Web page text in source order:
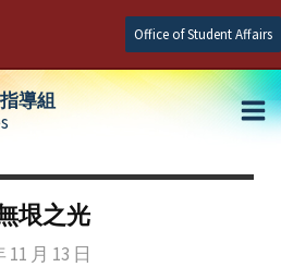
Office of Student Affairs
導組
垠之光
11 月 13 日